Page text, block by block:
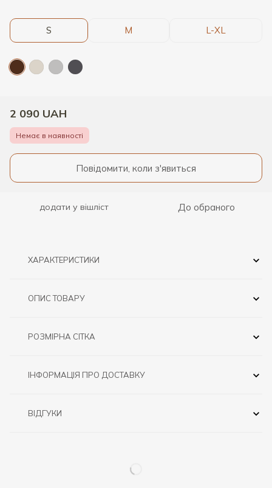
S M L-XL
Немає в наявності
2 090 UAH
Повідомити, коли з'явиться
додати у вішліст До обраного
ХАРАКТЕРИСТИКИ
ОПИС ТОВАРУ
РОЗМІРНА СІТКА
ІНФОРМАЦІЯ ПРО ДОСТАВКУ
ВІДГУКИ